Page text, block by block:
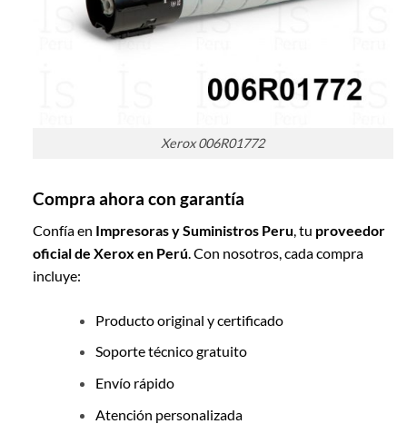
Xerox 006R01772
Compra ahora con garantía
Confía en Impresoras y Suministros Peru , tu proveedor
oficial de Xerox en Perú . Con nosotros, cada compra
incluye:
Producto original y certificado
Soporte técnico gratuito
Envío rápido
Atención personalizada